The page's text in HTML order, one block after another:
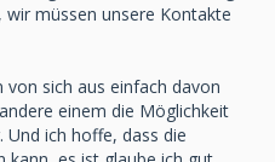
müssen unsere Kontakte
sich aus einfach davon
einem die Möglichkeit
Und ich hoffe, dass die